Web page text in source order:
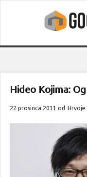
Hideo Kojima:
22 prosinca 2011 od Hrvoje